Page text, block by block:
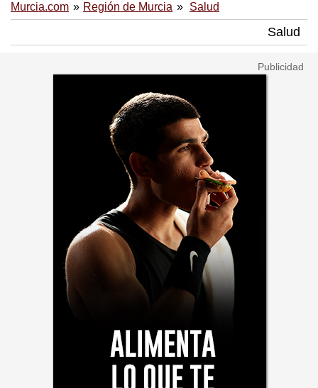
Murcia.com Región de Murcia Salud
Salud